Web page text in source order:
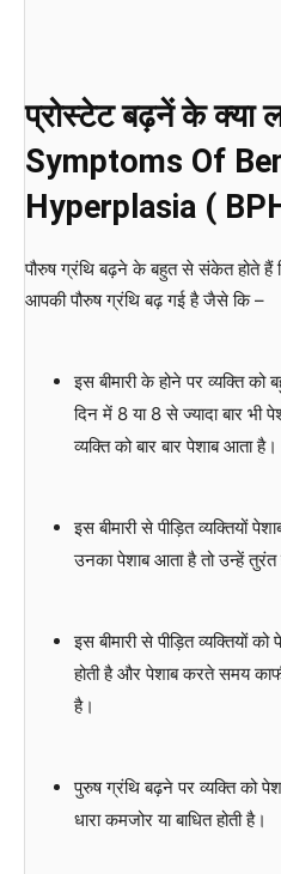
प्रोस्टेट बढ़नें के क्या
Symptoms Of
Hyperplasia (
पौरुष ग्रंथि बढ़ने के बहुत से संकेत होते
आपकी पौरुष ग्रंथि बढ़ गई है जैसे कि –
इस बीमारी के होने पर व्यक्ति को
दिन में 8 या 8 से ज्यादा बार भी
व्यक्ति को बार बार पेशाब आता है।
इस बीमारी से पीड़ित व्यक्तियों
उनका पेशाब आता है तो उन्हें तुरंत
इस बीमारी से पीड़ित व्यक्तियों
होती है और पेशाब करते समय
है।
पुरुष ग्रंथि बढ़ने पर व्यक्ति को
धारा कमजोर या बाधित होती है।